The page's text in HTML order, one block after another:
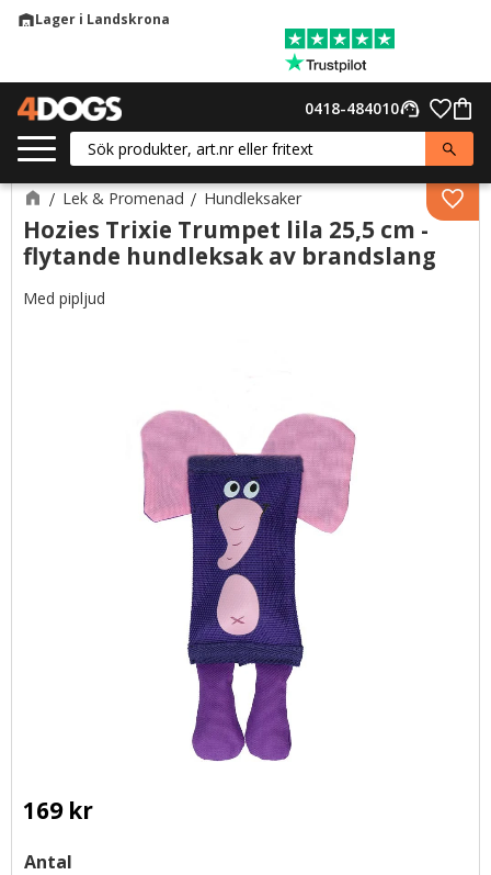
warehouseLager i Landskrona
support_agent
0418-484010
Lek & Promenad Hundleksaker
Hozies Trixie Trumpet lila 25,5 cm -
flytande hundleksak av brandslang
Med pipljud
169kr
Antal